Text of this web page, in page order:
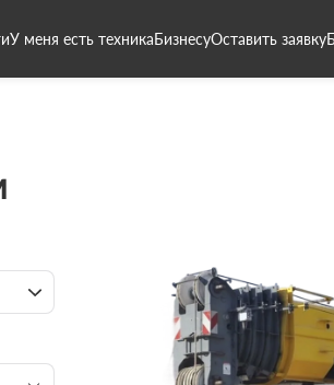
У меня есть техникаБизнесуОставить заявку